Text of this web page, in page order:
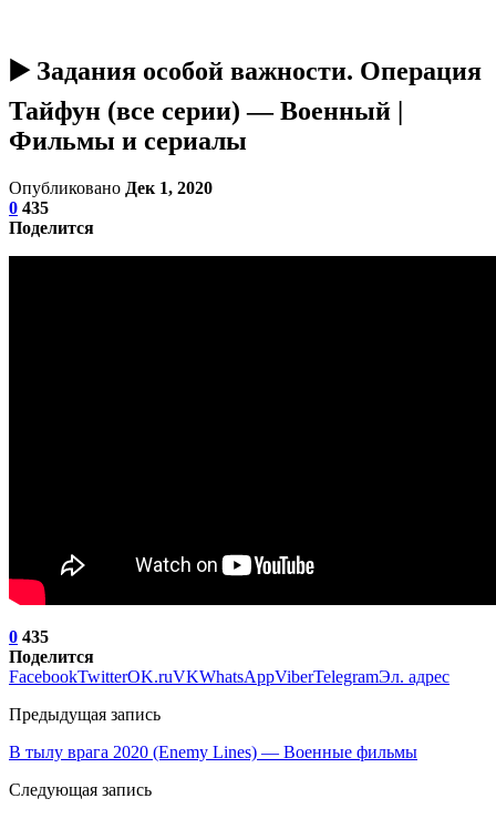
▶️ Задания особой важности. Операция
Тайфун (все серии) — Военный |
Фильмы и сериалы
Опубликовано Дек 1, 2020
0 435
Поделится
0 435
Поделится
FacebookTwitterOK.ruVKWhatsAppViberTelegramЭл. адрес
Предыдущая запись
В тылу врага 2020 (Enemy Lines) — Военные фильмы
Следующая запись